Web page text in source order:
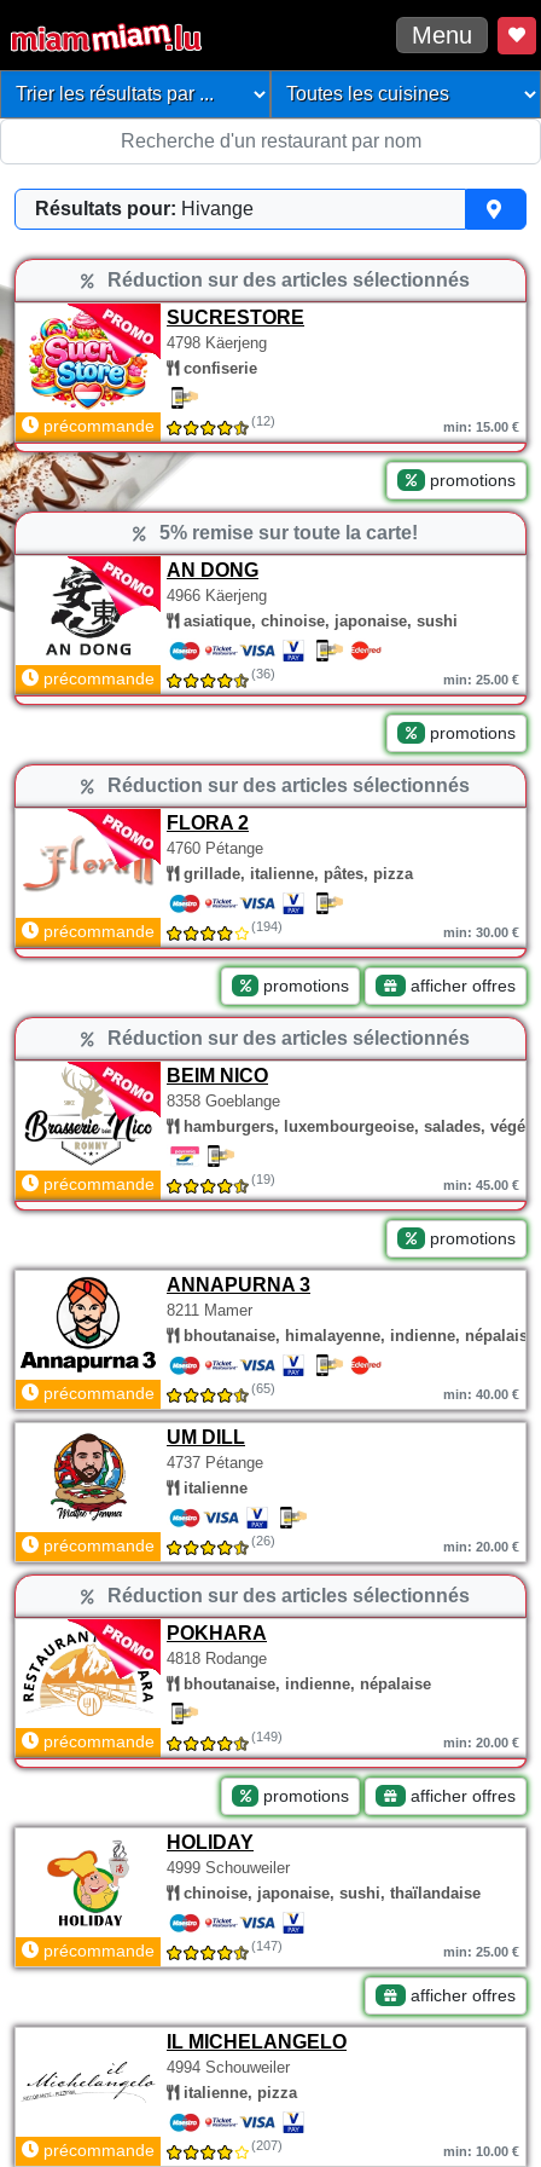
Menu
Résultats pour: Hivange
Réduction sur des articles sélectionnés
SUCRESTORE
4798 Käerjeng
confiserie
précommande (12) min: 15.00 €
promotions
5% remise sur toute la carte!
AN DONG
4966 Käerjeng
asiatique, chinoise, japonaise, sushi
précommande (36) min: 25.00 €
promotions
Réduction sur des articles sélectionnés
FLORA 2
4760 Pétange
grillade, italienne, pâtes, pizza
précommande (194) min: 30.00 €
promotions afficher offres
Réduction sur des articles sélectionnés
BEIM NICO
8358 Goeblange
hamburgers, luxembourgeoise, salades,
précommande (19) min: 45.00 €
promotions
ANNAPURNA 3
8211 Mamer
bhoutanaise, himalayenne, indienne, népalaise
précommande (65) min: 40.00 €
UM DILL
4737 Pétange
italienne
précommande (26) min: 20.00 €
Réduction sur des articles sélectionnés
POKHARA
4818 Rodange
bhoutanaise, indienne, népalaise
précommande (149) min: 20.00 €
promotions afficher offres
HOLIDAY
4999 Schouweiler
chinoise, japonaise, sushi, thaïlandaise
précommande (147) min: 25.00 €
afficher offres
IL MICHELANGELO
4994 Schouweiler
italienne, pizza
précommande (207) min: 10.00 €